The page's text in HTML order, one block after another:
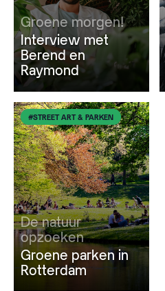
Groene morgen!
Interview met
Berend en
Raymond
#STREET ART & PARKEN
De natuur
opzoeken
Groene parken in
Rotterdam